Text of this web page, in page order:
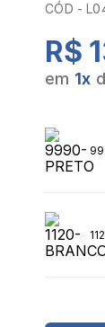
CÓD -
R$
em 1x